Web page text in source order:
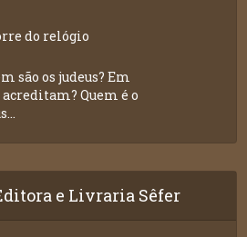
do relógio
são os judeus? Em
acreditam? Quem é o
e Livraria Sêfer